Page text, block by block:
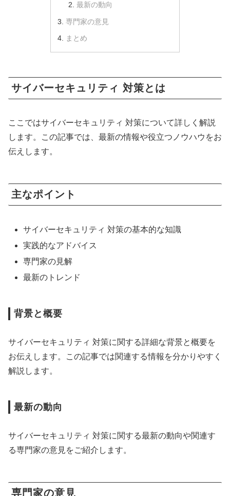
最新の動向
専門家の意見
まとめ
サイバーセキュリティ 対策とは
ここではサイバーセキュリティ 対策について詳しく解説
します。この記事では、最新の情報や役立つノウハウをお
伝えします。
主なポイント
サイバーセキュリティ 対策の基本的な知識
実践的なアドバイス
専門家の見解
最新のトレンド
背景と概要
サイバーセキュリティ 対策に関する詳細な背景と概要を
お伝えします。この記事では関連する情報を分かりやすく
解説します。
最新の動向
サイバーセキュリティ 対策に関する最新の動向や関連す
る専門家の意見をご紹介します。
専門家の意見